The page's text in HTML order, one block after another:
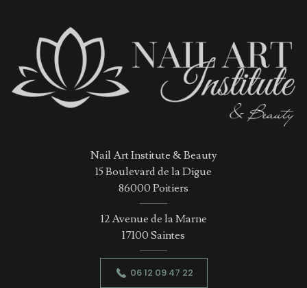
Nail Art Institute & Beauty
15 Boulevard de la Digue
86000 Poitiers
12 Avenue de la Marne
17100 Saintes
06 12 09 47 22